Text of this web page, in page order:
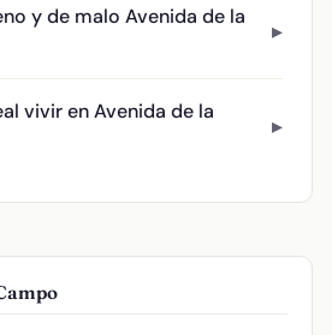
y de malo Avenida de la
vivir en Avenida de la